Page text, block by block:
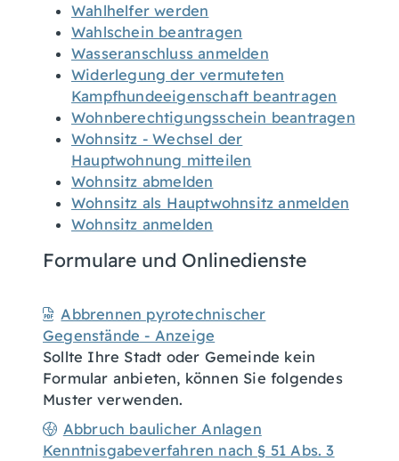
Wahlhelfer werden
Wahlschein beantragen
Wasseranschluss anmelden
Widerlegung der vermuteten
Kampfhundeeigenschaft beantragen
Wohnberechtigungsschein beantragen
Wohnsitz - Wechsel der
Hauptwohnung mitteilen
Wohnsitz abmelden
Wohnsitz als Hauptwohnsitz anmelden
Wohnsitz anmelden
Formulare und Onlinedienste
Abbrennen pyrotechnischer
Gegenstände - Anzeige
Sollte Ihre Stadt oder Gemeinde kein
Formular anbieten, können Sie folgendes
Muster verwenden.
Abbruch baulicher Anlagen
Kenntnisgabeverfahren nach § 51 Abs. 3